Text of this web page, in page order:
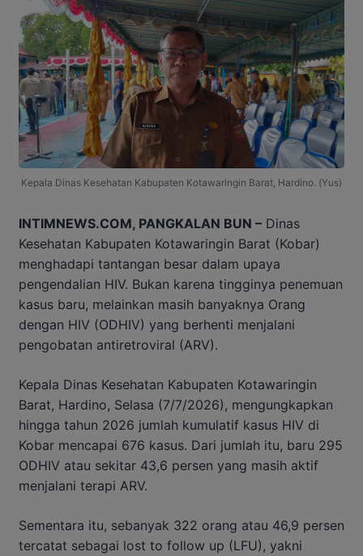
Kepala Dinas Kesehatan Kabupaten Kotawaringin Barat, Hardino. (Yus)
INTIMNEWS.COM, PANGKALAN BUN – Dinas
Kesehatan Kabupaten Kotawaringin Barat (Kobar)
menghadapi tantangan besar dalam upaya
pengendalian HIV. Bukan karena tingginya penemuan
kasus baru, melainkan masih banyaknya Orang
dengan HIV (ODHIV) yang berhenti menjalani
pengobatan antiretroviral (ARV).
Kepala Dinas Kesehatan Kabupaten Kotawaringin
Barat, Hardino, Selasa (7/7/2026), mengungkapkan
hingga tahun 2026 jumlah kumulatif kasus HIV di
Kobar mencapai 676 kasus. Dari jumlah itu, baru 295
ODHIV atau sekitar 43,6 persen yang masih aktif
menjalani terapi ARV.
Sementara itu, sebanyak 322 orang atau 46,9 persen
tercatat sebagai lost to follow up (LFU), yakni